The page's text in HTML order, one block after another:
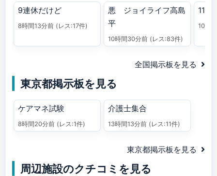
9連休だけど
8時間13分前 (レス:17件)
悪 ジョイライフ高島
平
10時間30分前 (レス:83件)
10時
全国掲示板を見る
東京都掲示板を見る
ケアマネ試験
8時間20分前 (レス:1件)
介護士集合
13時間13分前 (レス:11件)
東京都掲示板を見る
周辺施設のクチコミを見る